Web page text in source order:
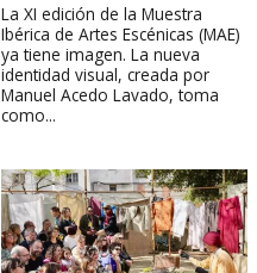
La XI edición de la Muestra
Ibérica de Artes Escénicas (MAE)
ya tiene imagen. La nueva
identidad visual, creada por
Manuel Acedo Lavado, toma
como...